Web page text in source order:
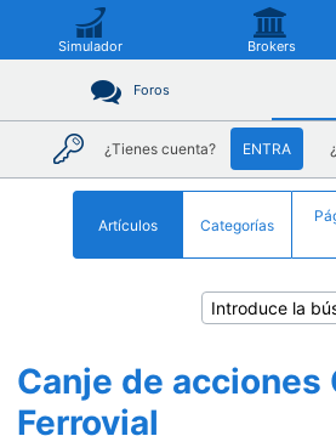
Simulador Brokers
Foros
¿Tienes cuenta? ENTRA
Artículos Categorías
Canje de acciones
Ferrovial